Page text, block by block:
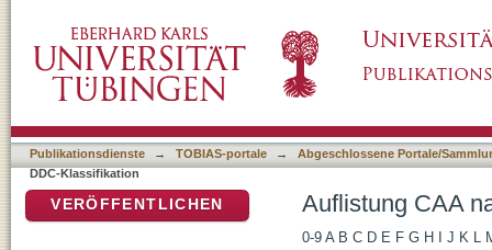
Publikationsdienste → TOBIAS-portale →
Abgeschlossene Portale/
DDC-Klassifikation
Auflistung CAA
0-9 A B C D E F G H J K L
VERÖFFENTLICHEN